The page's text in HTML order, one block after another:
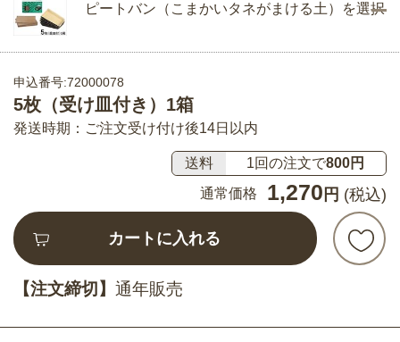
ピートバン（こまかいタネがまける土）を選択
申込番号:72000078
5枚（受け皿付き）1箱
発送時期：ご注文受け付け後14日以内
送料 1回の注文で800円
通常価格
1,270 円 (税込)
カートに入れる
【注文締切】 通年販売